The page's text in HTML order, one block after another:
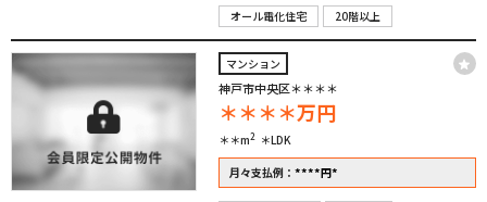
オール電化住宅
20階以上
マンション
神戸市中央区＊＊＊＊
＊＊＊＊万円
＊＊m2 ＊LDK
月々支払例：****円*